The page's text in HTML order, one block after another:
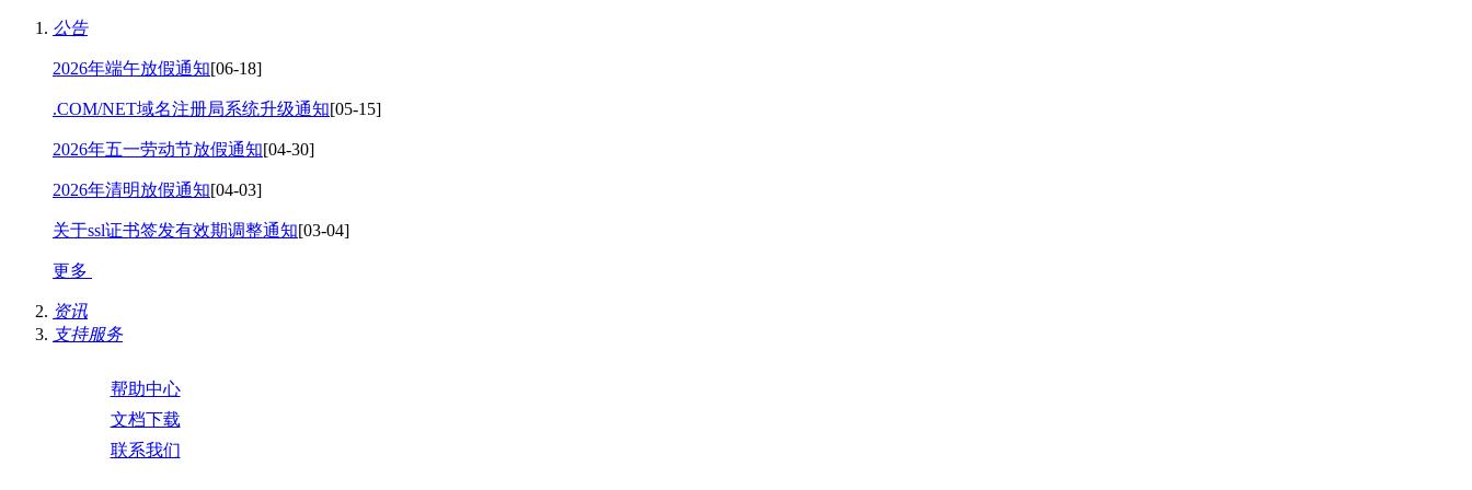
公告
2026年端午放假通知[06-18]
.COM/NET域名注册局系统升级通知[05-15]
2026年五一劳动节放假通知[04-30]
2026年清明放假通知[04-03]
关于ssl证书签发有效期调整通知[03-04]
更多
资讯
支持服务
帮助中心
文档下载
联系我们